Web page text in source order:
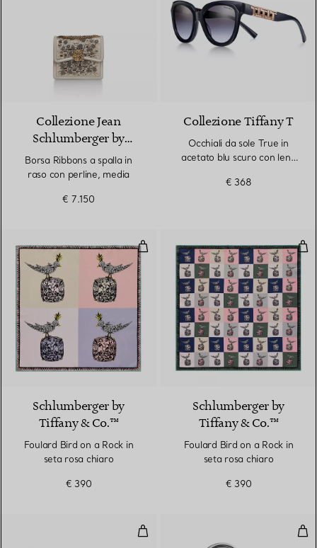
Collezione Jean
Schlumberger by
Tiffany
Borsa Ribbons a spalla in
raso con perline, media
€ 7.150
Collezione Tiffany T
Occhiali da sole True in
acetato blu scuro con lenti
€ 368
Foulard Bird on a Rock in seta
3 Colori
Schlumberger by
Tiffany & Co.™
Foulard Bird on a Rock in
seta rosa chiaro
€ 390
Schlumberger by
Tiffany & Co.™
Foulard Bird on a Rock in
seta rosa chiaro
€ 390
Penna stilografica